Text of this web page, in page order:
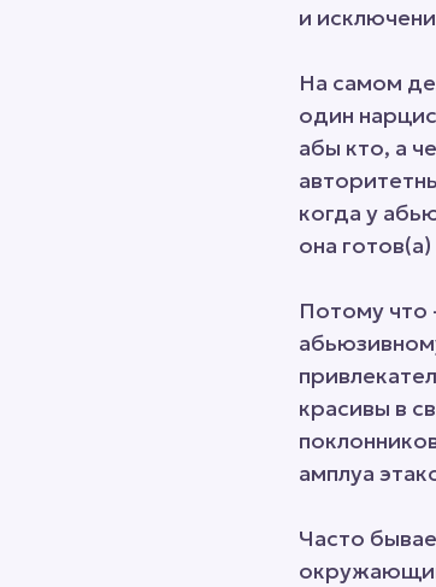
и
На самом
один
абы кто, а
когда у
она
Потому что
красивы в
амплуа
Часто